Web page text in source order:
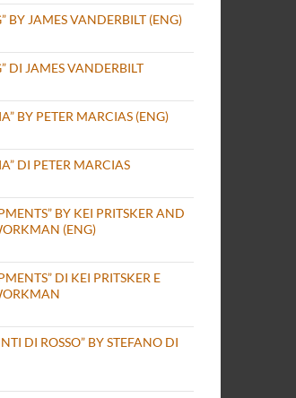
BY JAMES VANDERBILT (ENG)
DI JAMES VANDERBILT
BY PETER MARCIAS (ENG)
DI PETER MARCIAS
BY KEI PRITSKER AND
(ENG)
DI KEI PRITSKER E
DI ROSSO” BY STEFANO DI